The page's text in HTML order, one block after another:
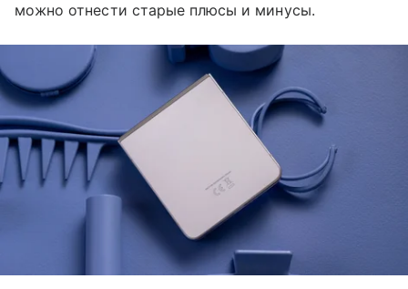
можно отнести старые плюсы и минусы.